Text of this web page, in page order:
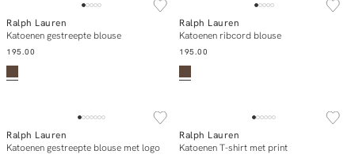
Add to cart
Ralph Lauren
Katoenen gestreepte blouse
195.00
Add to cart
Ralph Lauren
Katoenen ribcord blouse
195.00
Add to cart
Ralph Lauren
Katoenen gestreepte blouse met logo
Add to cart
Ralph Lauren
Katoenen T-shirt met print